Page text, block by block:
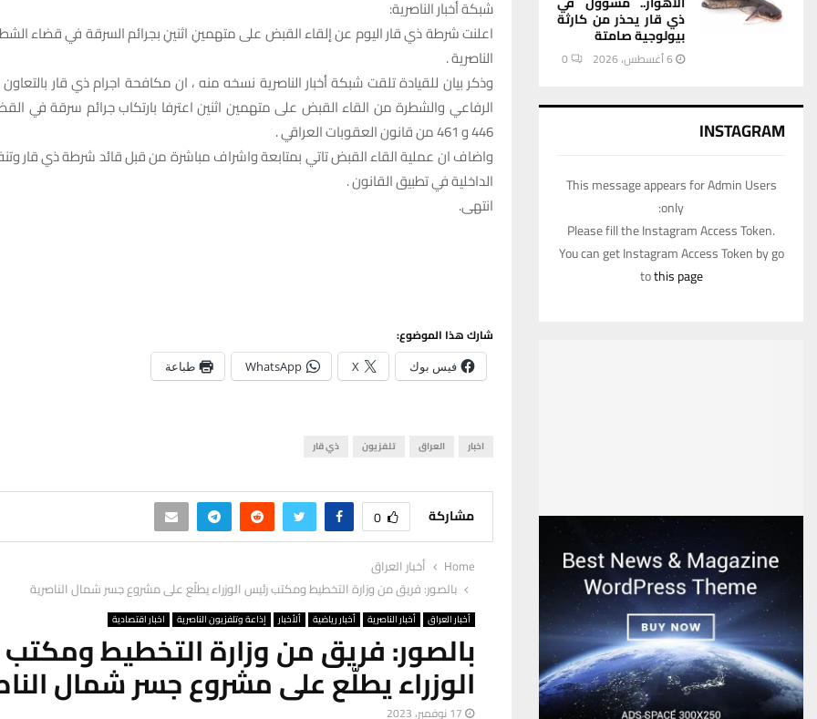
شبكة أخبار الناصرية:
اعلنت شرطة ذي قار اليوم عن إلقاء القبض على متهمينِ اثنينِ بجرائم السرقة في قضاء
الناصرية .
وذكر بيان للقيادة تلقت شبكة أخبار الناصرية نسخه منه ، ان مكافحة اجرام ذي قار
الرفاعي والشطرة من القاء القبض على متهمين اثنين اعترفا بارتكاب جرائم سرقة في
446 و 461 من قانون العقوبات العراقي .
واضاف ان عملية القاء القبض تاتي بمتابعة واشراف مباشرة من قبل قائد شرطة ذي قار
الداخلية في تطبيق القانون .
انتهى.
شارك هذا الموضوع:
فيس بوك X
WhatsApp طباعة
اخبار العراق تلفزيون ذي قار
مشاركة 0
Home
أخبار العراق
بالصور: فريق من وزارة التخطيط ومكتب رئيس الوزراء يطلّع على مشروع جسر شمال الناصرية
أخبار العراق أخبار الناصرية أخبار رياضية ألأخبار إذاعة وتلفزيون الناصرية اخبار اقتصادية
بالصور: فريق من وزارة التخطيط
الوزراء يطلّع على مشروع جسر شمال
17 نوفمبر، 2023
ذي قار يحذر من كارثة
بيولوجية صامتة
6 أغسطس، 2026 0
INSTAGRAM
This message appears for Admin Users
only:
Please fill the Instagram Access Token.
You can get Instagram Access Token by go
tothis page